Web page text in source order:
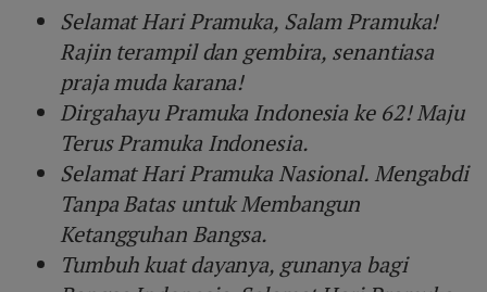
Selamat Hari Pramuka, Salam Pramuka!
Rajin terampil dan gembira, senantiasa
praja muda karana!
Dirgahayu Pramuka Indonesia ke 62! Maju
Terus Pramuka Indonesia.
Selamat Hari Pramuka Nasional. Mengabdi
Tanpa Batas untuk Membangun
Ketangguhan Bangsa.
Tumbuh kuat dayanya, gunanya bagi